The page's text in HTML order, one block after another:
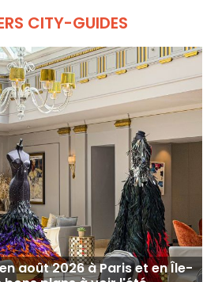
petits et grands.
CITY-GUIDES
août 2026 à Paris et en Île-